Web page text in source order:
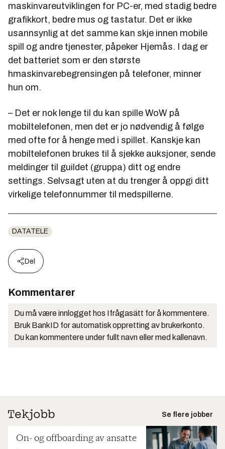
maskinvareutviklingen for PC-er, med stadig bedre
grafikkort, bedre mus og tastatur. Det er ikke
usannsynlig at det samme kan skje innen mobile
spill og andre tjenester, påpeker Hjemås. I dag er
det batteriet som er den største
hmaskinvarebegrensingen på telefoner, minner
hun om.
– Det er nok lenge til du kan spille WoW på
mobiltelefonen, men det er jo nødvendig å følge
med ofte for å henge med i spillet. Kanskje kan
mobiltelefonen brukes til å sjekke auksjoner, sende
meldinger til guildet (gruppa) ditt og endre
settings. Selvsagt uten at du trenger å oppgi ditt
virkelige telefonnummer til medspillerne.
DATATELE
Del
Kommentarer
Du må være innlogget hos Ifrågasätt for å kommentere.
Bruk BankID for automatisk oppretting av brukerkonto.
Du kan kommentere under fullt navn eller med kallenavn.
Se flere jobber
On- og offboarding av ansatte